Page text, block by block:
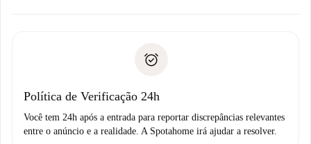
Débito direto bancário
não comunicar nenhum problema.
Política de Verificação 24h
Você tem 24h após a entrada para reportar discrepâncias relevantes
entre o anúncio e a realidade. A Spotahome irá ajudar a resolver.